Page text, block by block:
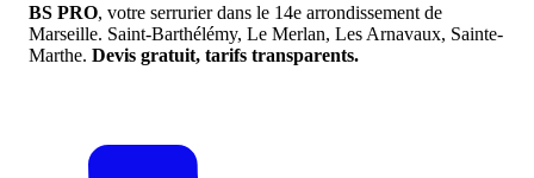
BS PRO, votre serrurier dans le 14e arrondissement de
Marseille. Saint-Barthélémy, Le Merlan, Les Arnavaux, Sainte-
Marthe. Devis gratuit, tarifs transparents.